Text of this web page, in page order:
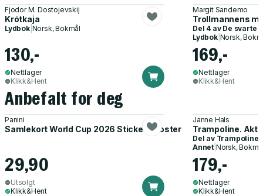
Fjodor M. Dostojevskij
Krótkaja
Lydbok| Norsk, Bokmål
130,-
Nettlager
Klikk&Hent
Margit Sandemo
Trollmannens
Del 4 av De svarte
Lydbok| Norsk,
169,-
Nettlager
Klikk&Hent
Anbefalt for deg
Panini
Samlekort World Cup 2026 Sticker Booster
29,90
Utsolgt
Klikk&Hent
Janne Hals
Trampoline.
Del av Trampoline
Annet| Norsk,
179,-
Nettlager
Klikk&Hent